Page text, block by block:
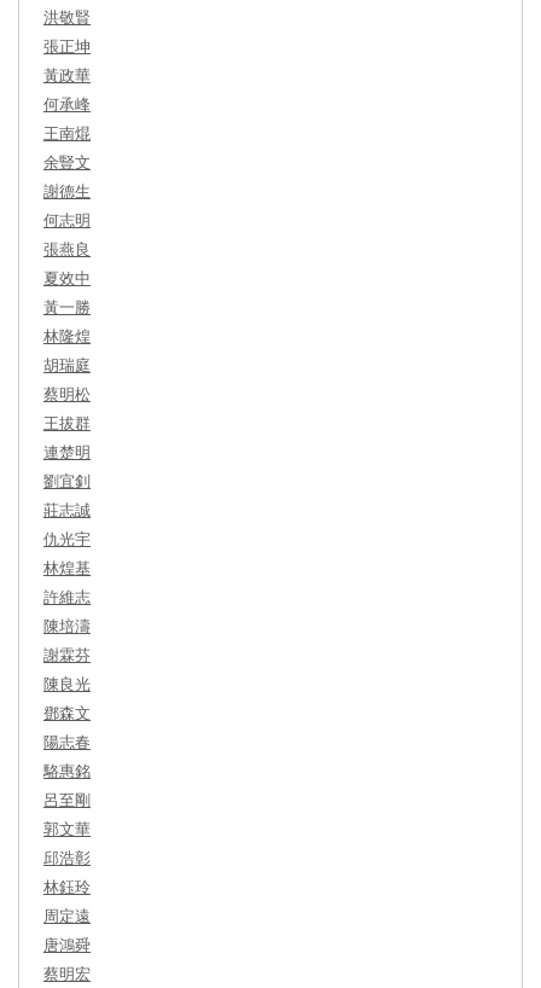
洪敬賢
張正坤
黃政華
何承峰
王南焜
余豎文
謝德生
何志明
張燕良
夏效中
黃一勝
林隆煌
胡瑞庭
蔡明松
王拔群
連楚明
劉宜釗
莊志誠
仇光宇
林煌基
許維志
陳培濤
謝霖芬
陳良光
鄧森文
陽志春
駱惠銘
呂至剛
郭文華
邱浩彰
林鈺玲
周定遠
唐鴻舜
蔡明宏